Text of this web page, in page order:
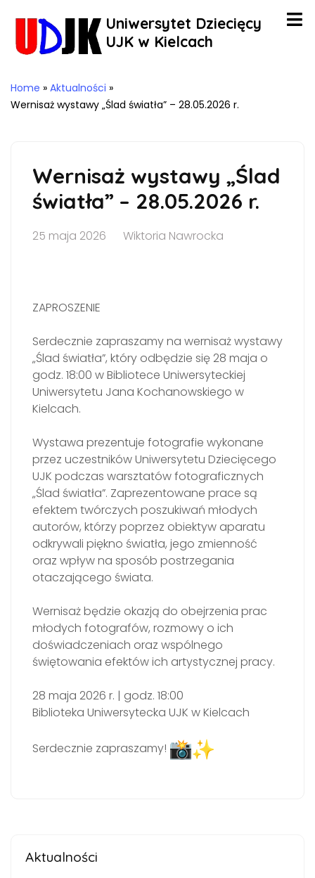
Uniwersytet Dziecięcy
UJK w Kielcach
Home » Aktualności »
Wernisaż wystawy „Ślad światła” – 28.05.2026 r.
Wernisaż wystawy „Ślad
światła” – 28.05.2026 r.
25 maja 2026 Wiktoria Nawrocka
ZAPROSZENIE
Serdecznie zapraszamy na wernisaż wystawy
„Ślad światła”, który odbędzie się 28 maja o
godz. 18:00 w Bibliotece Uniwersyteckiej
Uniwersytetu Jana Kochanowskiego w
Kielcach.
Wystawa prezentuje fotografie wykonane
przez uczestników Uniwersytetu Dziecięcego
UJK podczas warsztatów fotograficznych
„Ślad światła”. Zaprezentowane prace są
efektem twórczych poszukiwań młodych
autorów, którzy poprzez obiektyw aparatu
odkrywali piękno światła, jego zmienność
oraz wpływ na sposób postrzegania
otaczającego świata.
Wernisaż będzie okazją do obejrzenia prac
młodych fotografów, rozmowy o ich
doświadczeniach oraz wspólnego
świętowania efektów ich artystycznej pracy.
28 maja 2026 r. | godz. 18:00
Biblioteka Uniwersytecka UJK w Kielcach
Serdecznie zapraszamy!
Aktualności